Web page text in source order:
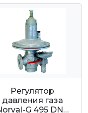
Регулятор
давления газа
G 495 DN…